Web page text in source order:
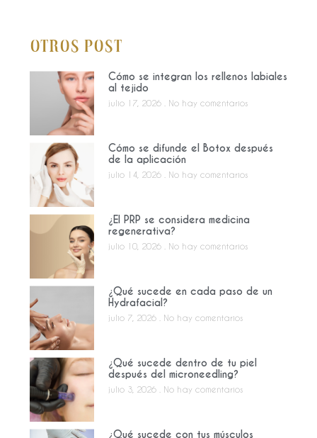
Otros Post
Cómo se integran los rellenos labiales
al tejido
julio 17, 2026 No hay comentarios
Cómo se difunde el Botox después
de la aplicación
julio 14, 2026 No hay comentarios
¿El PRP se considera medicina
regenerativa?
julio 10, 2026 No hay comentarios
¿Qué sucede en cada paso de un
Hydrafacial?
julio 7, 2026 No hay comentarios
¿Qué sucede dentro de tu piel
después del microneedling?
julio 3, 2026 No hay comentarios
¿Qué sucede con tus músculos